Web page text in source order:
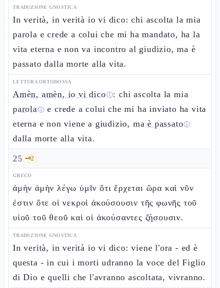
TRADUZIONE GNOSTICA
In verità, in verità io vi dico: chi ascolta la mia
parola e crede a colui che mi ha mandato, ha la
vita eterna e non va incontro al giudizio, ma è
passato dalla morte alla vita.
LETTURA ORTODOSSA
Amèn, amèn, io vi dicoⓘ: chi ascolta la mia
parolaⓘ e crede a colui che mi ha inviato ha vita
eterna e non viene a giudizio, maè passatoⓘ
dalla morte alla vita.
25 🗝️2
GRECO
ἀμὴν ἀμὴν λέγω ὑμῖν ὅτι ἔρχεται ὥρα καὶ νῦν
ἐστιν ὅτε οἱ νεκροὶ ἀκούσουσιν τῆς φωνῆς τοῦ
υἱοῦ τοῦ θεοῦ καὶ οἱ ἀκούσαντες ζήσουσιν.
TRADUZIONE GNOSTICA
In verità, in verità io vi dico: viene l'ora - ed è
questa - in cui i morti udranno la voce del Figlio
di Dio e quelli che l'avranno ascoltata, vivranno.